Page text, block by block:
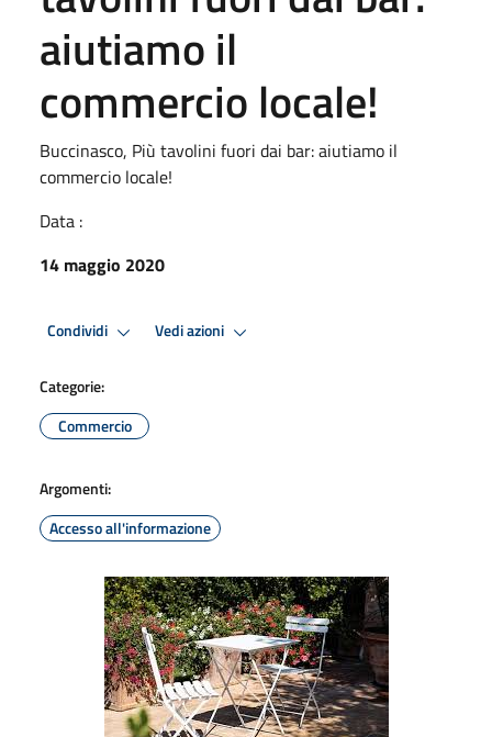
aiutiamo il
commercio locale!
Buccinasco, Più tavolini fuori dai bar: aiutiamo il
commercio locale!
Data :
14 maggio 2020
Condividi Vedi azioni
Categorie:
Commercio
Argomenti:
Accesso all'informazione